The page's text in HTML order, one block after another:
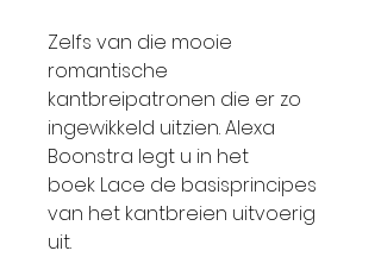
Zelfs van die mooie
romantische
kantbreipatronen die er zo
ingewikkeld uitzien. Alexa
Boonstra legt u in het
boek Lace de basisprincipes
van het kantbreien uitvoerig
uit.